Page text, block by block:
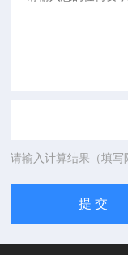
请输入计算结果（填